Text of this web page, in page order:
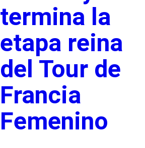
termina la
etapa reina
del Tour de
Francia
Femenino